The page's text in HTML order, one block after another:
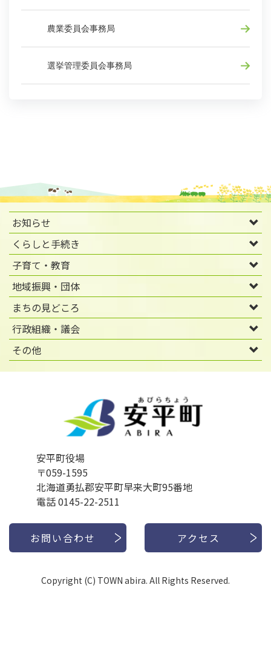
農業委員会事務局
選挙管理委員会事務局
お知らせ
くらしと手続き
子育て・教育
地域振興・団体
まちの見どころ
行政組織・議会
その他
安平町役場
〒059-1595
北海道勇払郡安平町早来大町95番地
電話 0145-22-2511
お問い合わせ アクセス
Copyright (C) TOWN abira. All Rights Reserved.